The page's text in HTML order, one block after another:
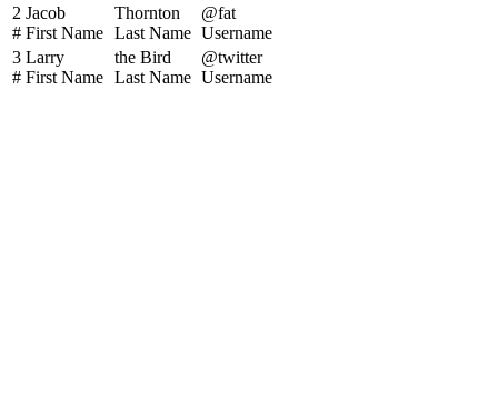
2
#
Jacob
First Name
Thornton
Last Name
@fat
Username
3
#
Larry
First Name
the Bird
Last Name
@twitter
Username